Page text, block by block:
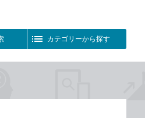
カテゴリーから探す